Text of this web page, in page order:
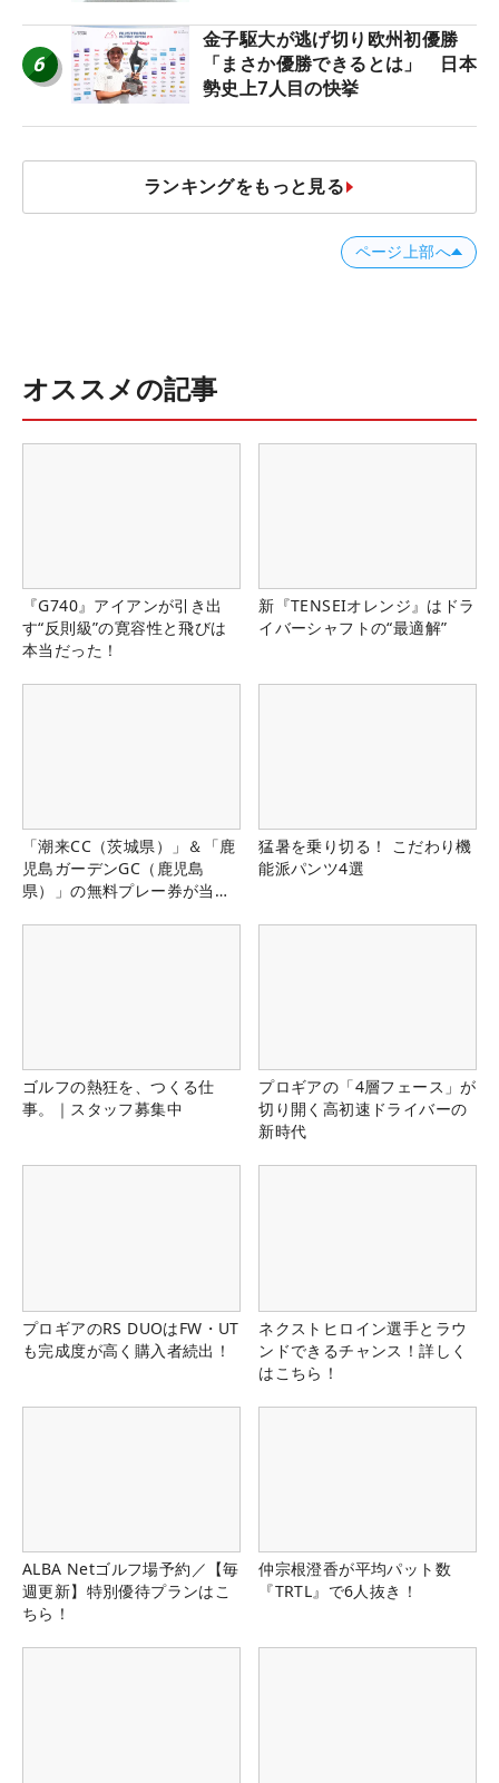
6
金子駆大が逃げ切り欧州初優勝
「まさか優勝できるとは」 日本
勢史上7人目の快挙
ランキングをもっと見る
ページ上部へ
オススメの記事
『G740』アイアンが引き出
す“反則級”の寛容性と飛びは
本当だった！
新『TENSEIオレンジ』はドラ
イバーシャフトの“最適解”
「潮来CC（茨城県）」＆「鹿
児島ガーデンGC（鹿児島
県）」の無料プレー券が当た
猛暑を乗り切る！ こだわり機
能派パンツ4選
ゴルフの熱狂を、つくる仕
事。｜スタッフ募集中
プロギアの「4層フェース」が
切り開く高初速ドライバーの
新時代
プロギアのRS DUOはFW・UT
も完成度が高く購入者続出！
ネクストヒロイン選手とラウ
ンドできるチャンス！詳しく
はこちら！
ALBA Netゴルフ場予約／【毎
週更新】特別優待プランはこ
ちら！
仲宗根澄香が平均パット数
『TRTL』で6人抜き！